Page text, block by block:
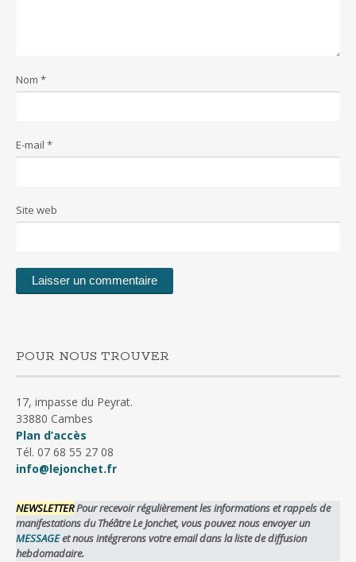
Nom *
E-mail *
Site web
POUR NOUS TROUVER
17, impasse du Peyrat.
33880 Cambes
Plan d’accès
Tél. 07 68 55 27 08
info@lejonchet.fr
NEWSLETTERPour recevoir régulièrement les informations et rappels de
manifestations du Théâtre Le Jonchet, vous pouvez nous envoyer un
MESSAGEet nous intégrerons votre email dans la liste de diffusion
hebdomadaire.